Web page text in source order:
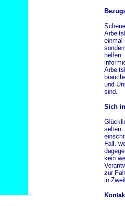
einmal
und
sind.
Sich
selten.
Fall,
kein
zur
in